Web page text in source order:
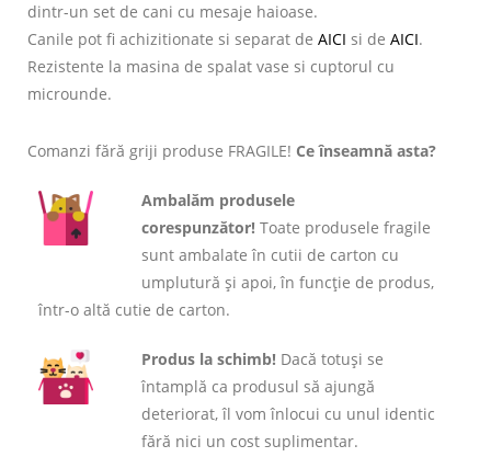
dintr-un set de cani cu mesaje haioase.
Canile pot fi achizitionate si separat de AICI si de AICI.
Rezistente la masina de spalat vase si cuptorul cu
microunde.
Comanzi fără griji produse FRAGILE! Ce înseamnă asta?
Ambalăm produsele
corespunzător! Toate produsele fragile
sunt ambalate în cutii de carton cu
umplutură și apoi, în funcție de produs,
într-o altă cutie de carton.
Produs la schimb! Dacă totuși se
întamplă ca produsul să ajungă
deteriorat, îl vom înlocui cu unul identic
fără nici un cost suplimentar.